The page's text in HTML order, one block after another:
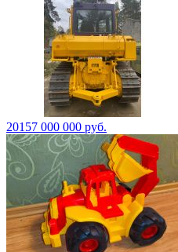
20157 000 000 руб.